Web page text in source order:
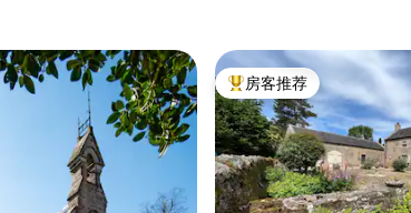
热门「房客推荐」
房客推荐